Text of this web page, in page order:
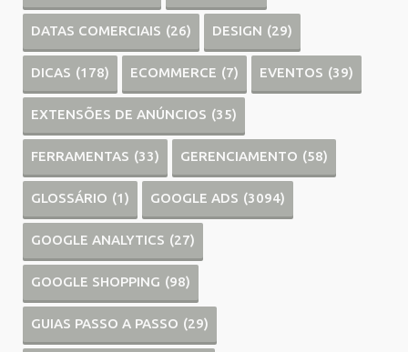
DATAS COMERCIAIS (26) DESIGN (29)
DICAS (178) ECOMMERCE (7) EVENTOS (39)
EXTENSÕES DE ANÚNCIOS (35)
FERRAMENTAS (33) GERENCIAMENTO (58)
GLOSSÁRIO (1) GOOGLE ADS (3094)
GOOGLE ANALYTICS (27)
GOOGLE SHOPPING (98)
GUIAS PASSO A PASSO (29)